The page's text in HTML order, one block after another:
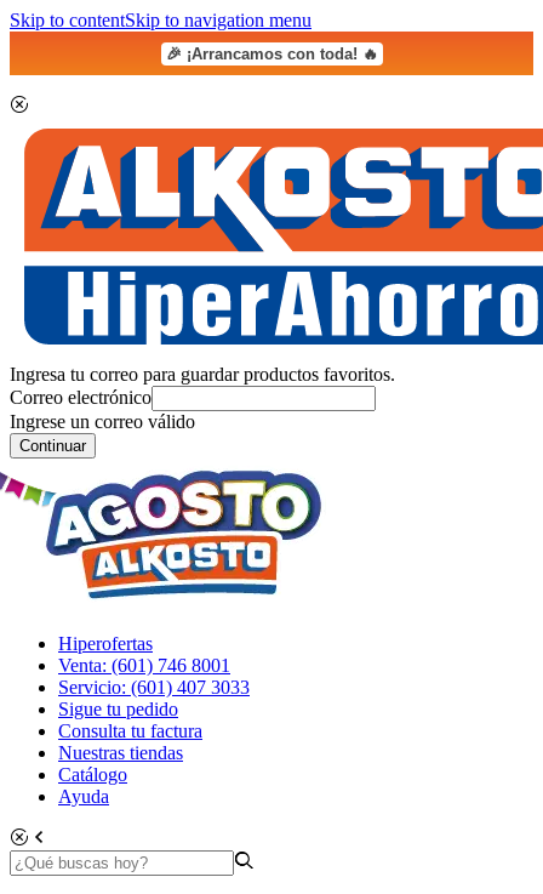
Skip to contentSkip to navigation menu
🎉 ¡Arrancamos con toda! 🔥
Ingresa tu correo para guardar productos favoritos.
Correo electrónico
Ingrese un correo válido
Continuar
Hiperofertas
Venta: (601) 746 8001
Servicio: (601) 407 3033
Sigue tu pedido
Consulta tu factura
Nuestras tiendas
Catálogo
Ayuda